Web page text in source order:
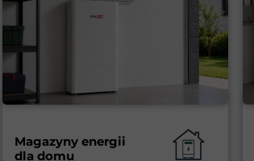
Magazyny energii
dla domu